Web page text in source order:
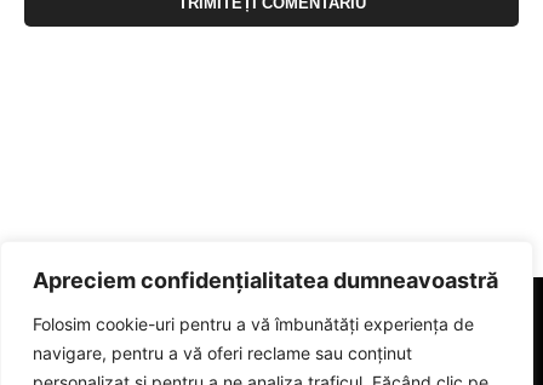
Apreciem confidențialitatea dumneavoastră
Folosim cookie-uri pentru a vă îmbunătăți experiența de
navigare, pentru a vă oferi reclame sau conținut